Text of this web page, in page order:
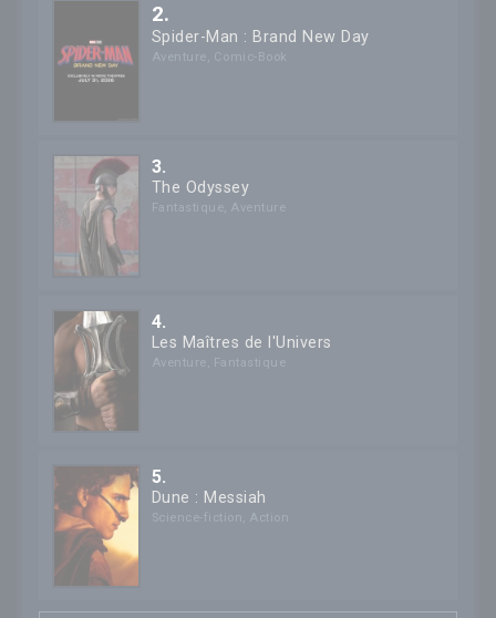
2.
Spider-Man : Brand New Day
Aventure Comic-Book
3.
The Odyssey
Fantastique Aventure
4.
Les Maîtres de l'Univers
Aventure Fantastique
5.
Dune : Messiah
Science-fiction Action